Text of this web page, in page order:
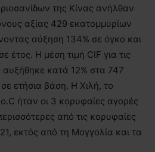
της Κίνας ανήλθαν
αξίας 429 εκατομμυρίων
αύξηση 134% σε όγκο και
έτος. Η μέση τιμή CIF για τις
αυξήθηκε κατά 12% στα 747
ετήσια βάση. Η Χιλή, το
ήταν οι 3 κορυφαίες αγορές
από τις κορυφαίες
εκτός από τη Μογγολία και τα